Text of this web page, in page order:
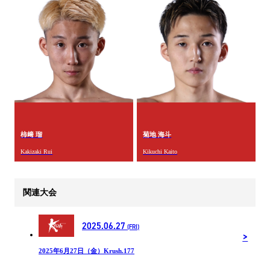
柿﨑 瑠
Kakizaki Rui
菊地 海斗
Kikuchi Kaito
関連大会
2025.06.27 (FRI)
2025年6月27日（金）Krush.177